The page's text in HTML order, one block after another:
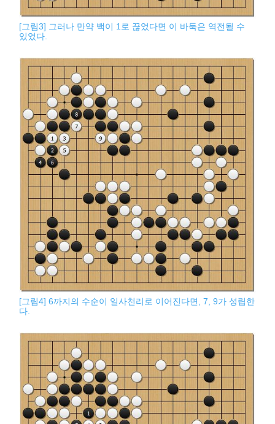
[그림3] 그러나 만약 백이 1로 끊었다면 이 바둑은 역전될 수
있었다.
[그림4] 6까지의 수순이 일사천리로 이어진다면, 7, 9가 성립한
다.